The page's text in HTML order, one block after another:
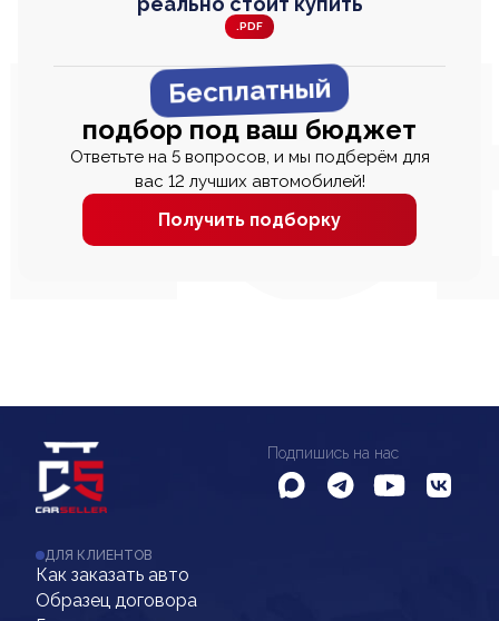
.PDF
Бесплатный
подбор под ваш бюджет
Ответьте на 5 вопросов, и мы подберём для
вас 12 лучших автомобилей!
Получить подборку
Подпишись на нас
ДЛЯ КЛИЕНТОВ
Как заказать авто
Образец договора